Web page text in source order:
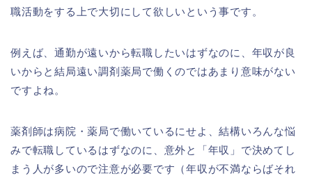
職活動をする上で大切にして欲しいという事です。
例えば、通勤が遠いから転職したいはずなのに、年収が良
いからと結局遠い調剤薬局で働くのではあまり意味がない
ですよね。
薬剤師は病院・薬局で働いているにせよ、結構いろんな悩
みで転職しているはずなのに、意外と「年収」で決めてし
まう人が多いので注意が必要です（年収が不満ならばそれ